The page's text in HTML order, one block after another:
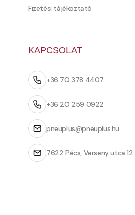
Fizetési tájékoztató
KAPCSOLAT
+36 70 378 4407
+36 20 259 0922
pneuplus@pneuplus.hu
7622 Pécs, Verseny utca 12.